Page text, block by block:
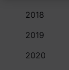
2018
2019
2020